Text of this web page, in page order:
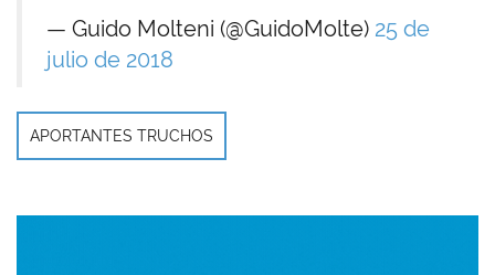
— Guido Molteni (@GuidoMolte) 25 de
julio de 2018
APORTANTES TRUCHOS